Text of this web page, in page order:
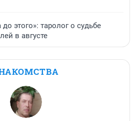
этого»: таролог о судьбе
в августе